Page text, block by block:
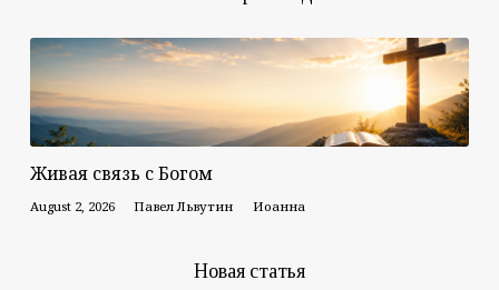
Живая связь с Богом
August 2, 2026 Павел Львутин Иоанна
Новая статья